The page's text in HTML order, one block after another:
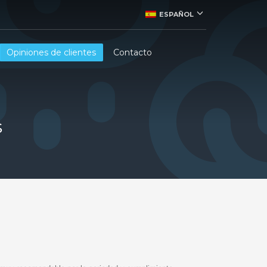
ESPAÑOL
Opiniones de clientes Contacto